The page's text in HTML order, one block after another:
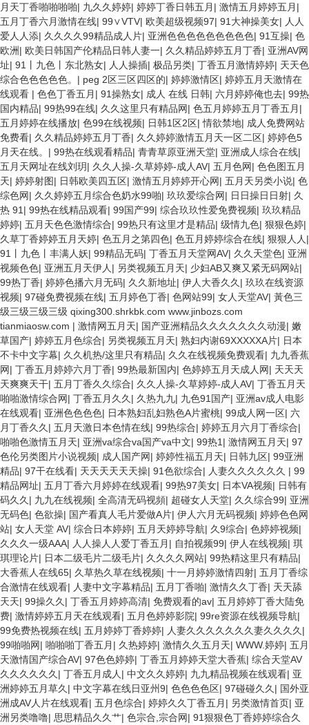
月天丁香啪啪啪啪| 九久久婷婷| 婷婷丁香日韩五月 | 激情五月婷婷五月 |
五月丁香六月激情在线| 99∨VTV| 欧美超级视频97| 91大神操美女| 人人
爱人人添| 久久久久99精品成人片| 亚洲色色色色色色色色色| 91互操| 色
欧洲| 欧美日韩国产伦精品日韩人妻一| 久久精品婷婷五月丁香| 亚洲AV网
址| 91丨九色丨东北熟女| 人人操插| 极品另类| 丁香五月激情婷婷| 天天色
综合色色色色色。 | peg 2区三区四区的| 婷婷激情区| 婷婷五月天激情在
线观看 | 色色丁香五月 | 91操熟女| 成人 在线 日韩| 六月婷婷俺也去| 99热
国内精品| 99热99在线| 久久这里只有精品网| 色五月婷婷五月丁香五月 |
五月婷婷在线播放| 色99在线视频| 日韩1区2区|情欲禁地| 成人免费网站
免费看| 久久精品婷婷五月丁香| 久久婷婷激情五月天一区二区| 婷婷色5
月天在线。 | 99热在线观看精品| 青青草原亚洲天堂| 亚洲成人综合在线|
五月天网址在线刘玥| 久久人操-久草婷婷-成人AV| 五月色网| 色色图五月
天| 婷婷射图| 日韩欧美四五区| 激情五月婷婷开心网| 五月天另类小说| 色
综色网| 久久婷婷五月综合色奶水99啪| 玖玖爱综合网| 日日操日日射| 久
热 91 | 99热在线精品观看| 99国产99| 综合玖玖性爱免费视频| 玖玖精品
婷婷| 五月天色色激情综合| 99热只有这里才是精品| 级情九色| 狠狠色婷|
久草丁香婷婷五月天婷| 色五月之第四色| 色五月婷婷综合在线| 狠狠人人 |
91丨九色丨丰满人妖| 99精品无码| 丁香五月天堂网AV| 久久天堂色| 亚洲
视频色色| 亚洲五月天伊人 | 另类视频五月天| 少妇AB又爽又紧无码网站|
99热丁香| 婷婷色播六月无码| 久久新地址| 伊人大香久久 | 玖玖在线资源
视频| 97碰免费视频在线| 五月婷色丁香| 色网站99| 女人天堂AV| 黃色三
级三级三级三级 qixing300.shrkbk.com www.jinbozs.com
tianmiaosw.com | 激情网五月天| 国产亚洲精品久久久久久久久动漫| 嫩
草国产| 婷婷五月色综合| 另类视频五月天| 熟妇内谢69XXXXXA片| 日本
不卡中文字幕| 久久机热/这里只有精品| 久久在线视频免费观看| 九九香蕉
网| 丁香五月婷婷六月丁香| 99热最新国内| 色婷婷五月天成人网| 天天天
天爽爽天干| 五月丁香久久综合| 久久人操-久草婷婷-成人AV| 丁香五月天
啪啪激情综合网| 丁香五月久久 | 久热九九| 九色91国产| 亚洲av成人电影
在线观看| 亚洲色色色色| 日本熟妇乱妇熟色A片蜜桃| 99成人网一区| 六
月丁香久久 | 五月天激日本色情在线| 99热综合| 婷婷五月六月丁香综合|
啪啪色激情五月天| 亚洲va综合va国产va中文| 99热1 | 激情网五月天| 97
色伦另类图片小说视频| 成人国产网| 婷婷性福五月天| 日韩九区| 99亚洲
精品| 97干在线看| 天天天天天天操| 91色欲综合| 人妻久久久久久久 | 99
精品网址| 五月丁香六月婷婷在线观看| 99热97美女| 日本VA视频| 日韩有
码久久 | 九九在线视频| 全高清无码视頻| 超碰女人天堂| 久久综合99| 亚洲
无码色| 色欲操| 国产看真人毛片爱做A片| 伊人六月无码视频| 婷婷色色网
站| 女人天堂 AV| 综合日本婷婷| 五月天婷婷导航| 久9综合| 色婷婷视频|
久久久一级AAA| 人人操人人爱丁香五月 | 自拍视频99| 伊人在线视频| 琪
琪理论片| 日本二级毛片二级毛片| 久久久久网站| 99热精这里只有精品|
大香蕉人在线65| 久草热久草在线视频| 十一月婷婷激情四射| 五月丁香综
合激情在线观看| 人妻中文字幕精品| 五月丁香啪| 激情久久丁香| 天天舔
天天| 99操久久 | 丁香五月婷婷高清| 免费观看的av| 五月婷婷丁香大陆免
费| 激情婷婷五月天在线观看| 五月色婷婷影院| 99re资源在线视频导航|
99免费热视频在线| 五月婷婷丁香婷婷| 人妻久久久久久久久妻久久久久 |
99啪啪网| 啪啪啪丁香五月 | 久热婷婷| 激情久久五月天| WWW.婷婷| 五月
天激情国产综合AV| 97色色婷婷| 丁香五月婷婷天堂大香蕉| 综合天堂AV
久久久久久久 | 丁香五月成人 | 中文久久婷婷| 九九精品视频在线观看| 亚
洲婷婷五月草久 | 中文字幕在线日亚州9| 色色色色区| 97碰碰久久 | 国外亚
洲成AV人片在线观看| 五月色综合| 婷婷久久丁香五月 | 另类激情首页| 亚
洲另类噜噜| 思思精品久久艹| 色宗合,宗合网| 91狠狠色丁香婷婷综合久